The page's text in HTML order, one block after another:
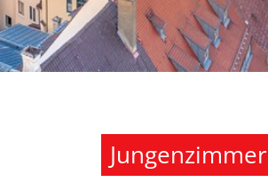
Jungenzimmer